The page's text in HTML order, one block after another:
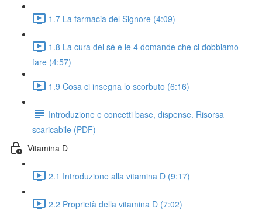
1.7 La farmacia del Signore (4:09)
1.8 La cura del sé e le 4 domande che ci dobbiamo
fare (4:57)
1.9 Cosa ci insegna lo scorbuto (6:16)
Introduzione e concetti base, dispense. Risorsa
scaricabile (PDF)
Vitamina D
2.1 Introduzione alla vitamina D (9:17)
2.2 Proprietà della vitamina D (7:02)